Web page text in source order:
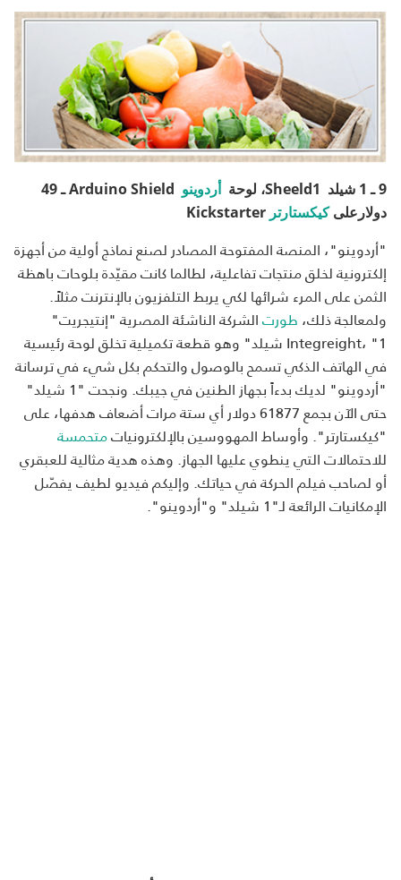
9 ـ 1 شيلد Sheeld1، لوحةأردوينو
ـ 49
دولارعلى كيكستارتر Kickstarter
"أردوينو"، المنصة المفتوحة المصادر لصنع نماذج أولية من أجهزة
إلكترونية لخلق منتجات تفاعلية، لطالما كانت مقيّدة بلوحات باهظة
الثمن على المرء شرائها لكي يربط التلفزيون بالإنترنت مثلاً.
ولمعالجة ذلك،طورتالشركة الناشئة المصرية "إنتيجريت"
Integreight، "1 شيلد" وهو قطعة تكميلية تخلق لوحة رئيسية
في الهاتف الذكي تسمح بالوصول والتحكم بكل شيء في ترسانة
"أردوينو" لديك بدءاً بجهاز الطنين في جيبك. ونجحت "1 شيلد"
حتى الآن بجمع 61877 دولار أي ستة مرات أضعاف هدفها، على
"كيكستارتر". وأوساط المهووسين بالإلكترونياتمتحمسة
للاحتمالات التي ينطوي عليها الجهاز. وهذه هدية مثالية للعبقري
أو لصاحب فيلم الحركة في حياتك. وإليكم فيديو لطيف يفصّل
الإمكانيات الرائعة لـ"1 شيلد" و"أردوينو".